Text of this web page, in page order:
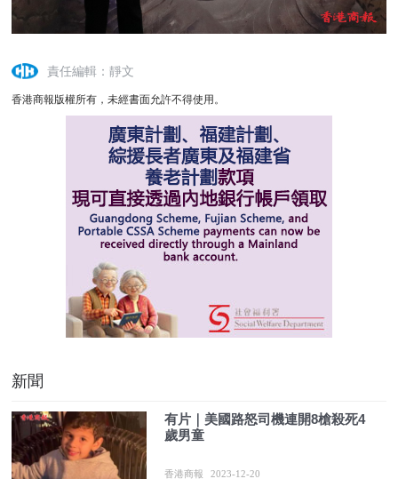
責任編輯：靜文
香港商報版權所有，未經書面允許不得使用。
新聞
有片｜美國路怒司機連開8槍殺死4
歲男童
香港商報 2023-12-20